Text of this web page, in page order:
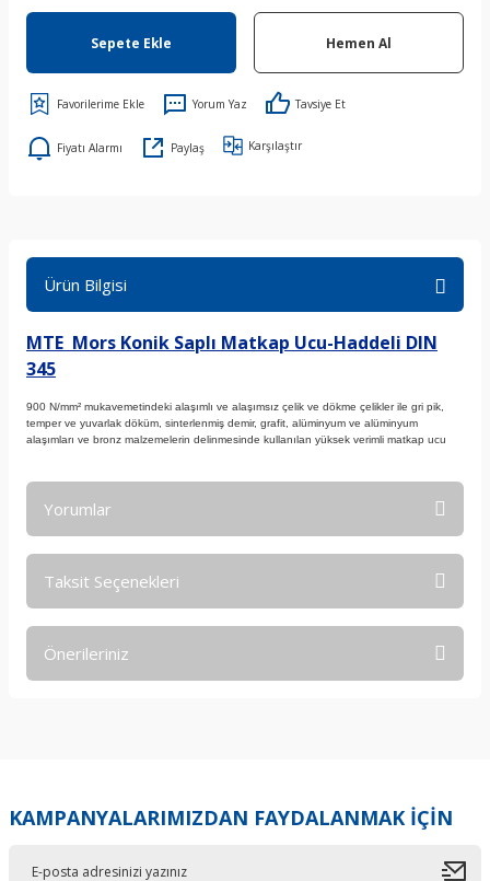
Sepete Ekle Hemen Al
Yorum Yaz Tavsiye Et
Fiyatı Alarmı Paylaş Karşılaştır
Ürün Bilgisi
MTE Mors Konik Saplı Matkap Ucu-Haddeli DIN
345
900 N/mm² mukavemetindeki alaşımlı ve alaşımsız çelik ve dökme çelikler ile gri pik,
temper ve yuvarlak döküm, sinterlenmiş demir, grafit, alüminyum ve alüminyum
alaşımları ve bronz malzemelerin delinmesinde kullanılan yüksek verimli matkap ucu
Yorumlar
Taksit Seçenekleri
Önerileriniz
Ürün resmi kalitesiz, bozuk veya görüntülenemiyor.
KAMPANYALARIMIZDAN FAYDALANMAK İÇİN